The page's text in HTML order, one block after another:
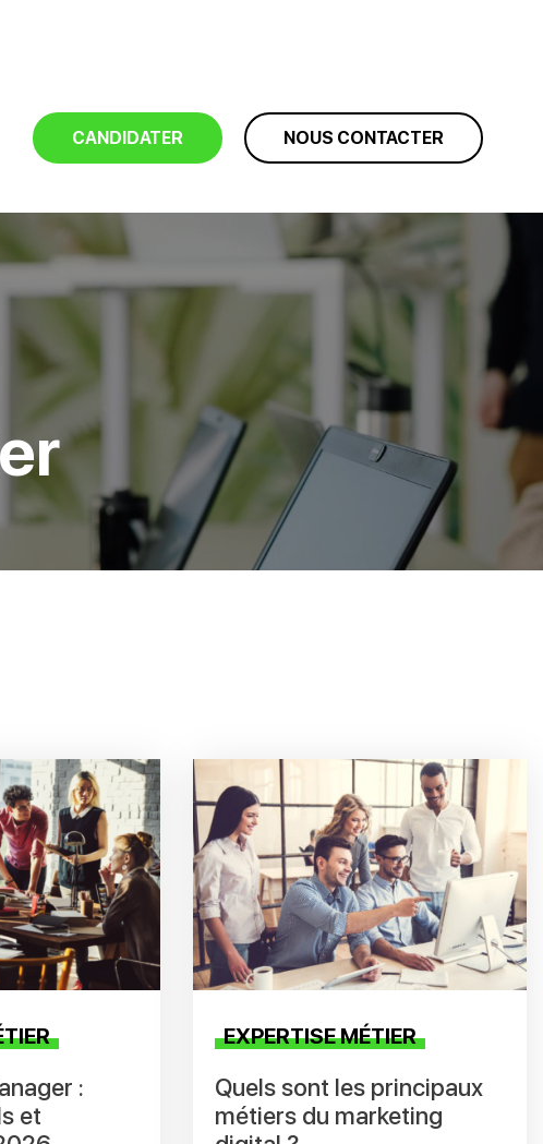
CANDIDATER NOUS CONTACTER
:
et
EXPERTISE MÉTIER
Quels sont les principaux
métiers du marketing